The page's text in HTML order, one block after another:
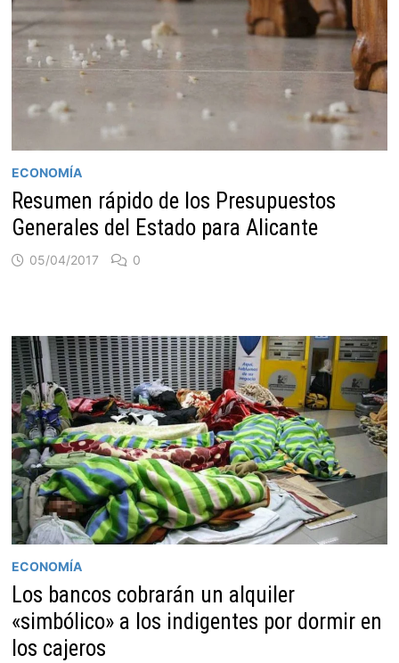
ECONOMÍA
Resumen rápido de los Presupuestos
Generales del Estado para Alicante
05/04/2017 0
ECONOMÍA
Los bancos cobrarán un alquiler
«simbólico» a los indigentes por dormir en
los cajeros